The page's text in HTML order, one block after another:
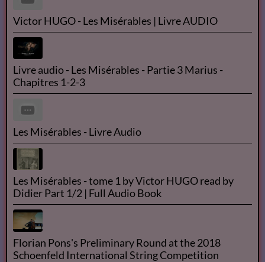
Victor HUGO - Les Misérables | Livre AUDIO
Livre audio - Les Misérables - Partie 3 Marius -
Chapitres 1-2-3
Les Misérables - Livre Audio
Les Misérables - tome 1 by Victor HUGO read by
Didier Part 1/2 | Full Audio Book
Florian Pons's Preliminary Round at the 2018
Schoenfeld International String Competition